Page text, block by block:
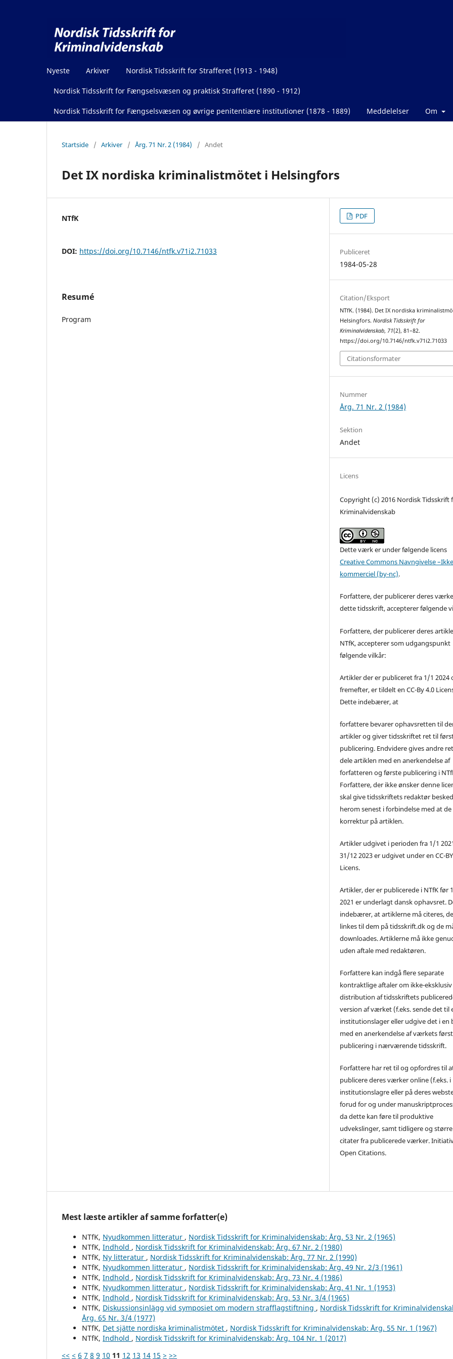
Nyeste Arkiver Nordisk Tidsskrift for Strafferet (1913 - 1948)
Nordisk Tidsskrift for Fængselsvæsen og praktisk Strafferet (1890 - 1912)
Nordisk Tidsskrift for Fængselsvæsen og øvrige penitentiære institutioner (1878 - 1889) Meddelelser Om
Startside / Arkiver / Årg. 71 Nr. 2 (1984) / Andet
Det IX nordiska kriminalistmötet i Helsingfors
NTfK
DOI: https://doi.org/10.7146/ntfk.v71i2.71033
Resumé
Program
PDF
Publiceret
1984-05-28
Citation/Eksport
NTfK. (1984). Det IX nordiska
Helsingfors.Nordisk Tidsskrift for
Kriminalvidenskab, 71(2), 81–82.
https://doi.org/10.7146/ntfk.v71i2.71033
Citationsformater
Nummer
Årg. 71 Nr. 2 (1984)
Sektion
Andet
Licens
Copyright (c) 2016 Nordisk Tidsskrift
Kriminalvidenskab
Dette værk er under følgende licens
Creative Commons Navngivelse
kommerciel (by-nc).
Forfattere, der publicerer deres
dette tidsskrift, accepterer følgende
Forfattere, der publicerer deres
NTfK, accepterer som udgangspunkt
følgende vilkår:
Artikler der er publiceret fra 1/1 2024
fremefter, er tildelt en CC-By 4.0
Dette indebærer, at
forfattere bevarer ophavsretten til
artikler og giver tidsskriftet ret til
publicering. Endvidere gives andre
dele artiklen med en anerkendelse af
forfatteren og første publicering i
Forfattere, der ikke ønsker denne
skal give tidsskriftets redaktør besked
herom senest i forbindelse med at
korrektur på artiklen.
Artikler udgivet i perioden fra 1/1
31/12 2023 er udgivet under en CC-
Licens.
Artikler, der er publicerede i NTfK før
2021 er underlagt dansk ophavsret.
indebærer, at artiklerne må citeres,
linkes til dem på tidsskrift.dk og de
downloades. Artiklerne må ikke
uden aftale med redaktøren.
Forfattere kan indgå flere separate
kontraktlige aftaler om ikke-eksklusiv
distribution af tidsskriftets
version af værket (f.eks. sende det til
institutionslager eller udgive det i en
med en anerkendelse af værkets
publicering i nærværende tidsskrift.
Forfattere har ret til og opfordres til
publicere deres værker online (f.eks. i
institutionslagre eller på deres
forud for og under
da dette kan føre til produktive
udvekslinger, samt tidligere og større
citater fra publicerede værker.
Open Citations.
Mest læste artikler af samme forfatter(e)
NTfK, Nyudkommen litteratur , Nordisk Tidsskrift for Kriminalvidenskab: Årg. 53 Nr. 2 (1965)
NTfK, Indhold , Nordisk Tidsskrift for Kriminalvidenskab: Årg. 67 Nr. 2 (1980)
NTfK, Ny litteratur , Nordisk Tidsskrift for Kriminalvidenskab: Årg. 77 Nr. 2 (1990)
NTfK, Nyudkommen litteratur , Nordisk Tidsskrift for Kriminalvidenskab: Årg. 49 Nr. 2/3 (1961)
NTfK, Indhold , Nordisk Tidsskrift for Kriminalvidenskab: Årg. 73 Nr. 4 (1986)
NTfK, Nyudkommen litteratur , Nordisk Tidsskrift for Kriminalvidenskab: Årg. 41 Nr. 1 (1953)
NTfK, Indhold , Nordisk Tidsskrift for Kriminalvidenskab: Årg. 53 Nr. 3/4 (1965)
NTfK, Diskussionsinlägg vid symposiet om modern strafflagstiftning , Nordisk Tidsskrift for
Årg. 65 Nr. 3/4 (1977)
NTfK, Det sjätte nordiska kriminalistmötet , Nordisk Tidsskrift for Kriminalvidenskab: Årg. 55 Nr. 1 (1967)
NTfK, Indhold , Nordisk Tidsskrift for Kriminalvidenskab: Årg. 104 Nr. 1 (2017)
<< < 6 7 8 9 10 11 12 13 14 15 > >>